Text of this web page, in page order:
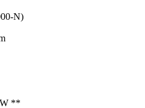
N)
**